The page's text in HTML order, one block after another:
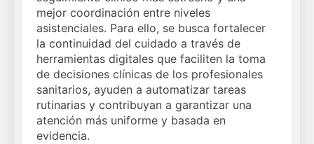
mejor coordinación entre niveles
asistenciales. Para ello, se busca fortalecer
la continuidad del cuidado a través de
herramientas digitales que faciliten la toma
de decisiones clínicas de los profesionales
sanitarios, ayuden a automatizar tareas
rutinarias y contribuyan a garantizar una
atención más uniforme y basada en
evidencia.